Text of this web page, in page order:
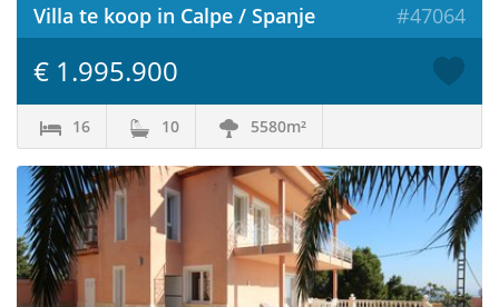
Villa te koop in Calpe / Spanje #47064
€ 1.995.900
16 10 5580m²